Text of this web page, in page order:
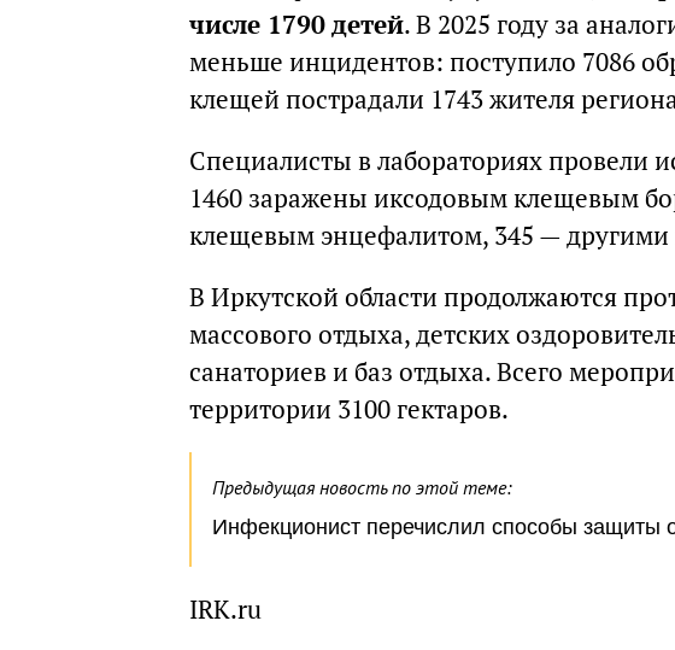
числе 1790 детей. В 2025 году за
меньше инцидентов: поступило 7086
клещей пострадали 1743 жителя
Специалисты в лабораториях провели
1460 заражены иксодовым клещевым
клещевым энцефалитом, 345 —
В Иркутской области продолжаются
массового отдыха, детских
санаториев и баз отдыха. Всего
территории 3100 гектаров.
Предыдущая новость по этой теме:
Инфекционист перечислил способы защиты
IRK.ru